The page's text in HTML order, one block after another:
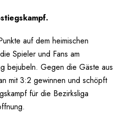
auf dem heimischen
Spieler und Fans am
bejubeln. Gegen die Gäste aus
mit 3:2 gewinnen und schöpft
für die Bezirksliga